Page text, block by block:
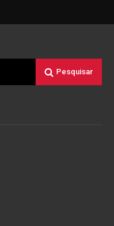
Pesquisar